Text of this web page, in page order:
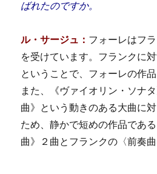
ばれたのですか。
ル・サージュ： フォーレはフ
を受けています。フランクに
ということで、フォーレの作品
また、《ヴァイオリン・ソナ
曲》という動きのある大曲に
ため、静かで短めの作品であ
曲》２曲とフランクの〈前奏曲